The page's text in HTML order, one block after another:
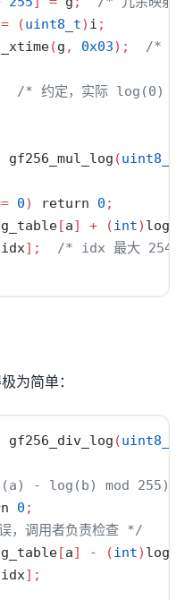
= (uint8_t) i ;
(g , 0x03);
/* g
/* 约定，实际 log(0) 无
gf256_mul_log (uint8_t
0) return 0 ;
[a] + (int)
idx];
/* idx 最大
为简单：
gf256_div_log (uint8_t
- log(b) mod 255)
0 ;
调用者负责检查 */
[a] - (int)
idx];